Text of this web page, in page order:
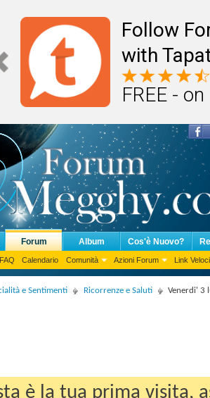
Follow
with
FREE -
Forum
FAQ Calendario Comunità Azioni Forum Link Veloci
Album Cos'è Nuovo?
e Sentimenti Ricorrenze e Saluti Venerdi' 3
è la tua prima visita,